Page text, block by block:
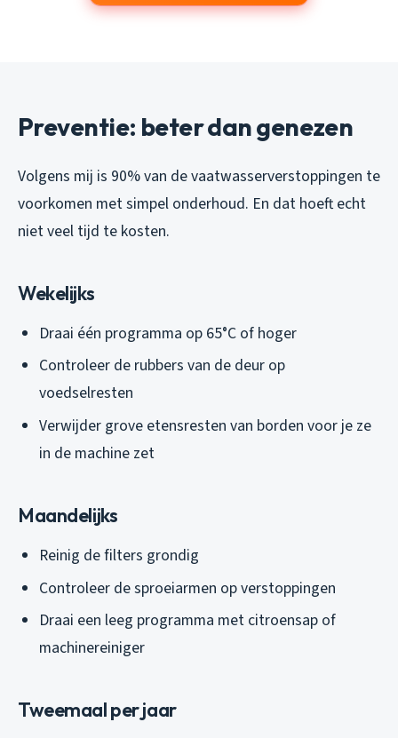
Preventie: beter dan genezen
Volgens mij is 90% van de vaatwasserverstoppingen te
voorkomen met simpel onderhoud. En dat hoeft echt
niet veel tijd te kosten.
Wekelijks
Draai één programma op 65°C of hoger
Controleer de rubbers van de deur op
voedselresten
Verwijder grove etensresten van borden voor je ze
in de machine zet
Maandelijks
Reinig de filters grondig
Controleer de sproeiarmen op verstoppingen
Draai een leeg programma met citroensap of
machinereiniger
Tweemaal per jaar